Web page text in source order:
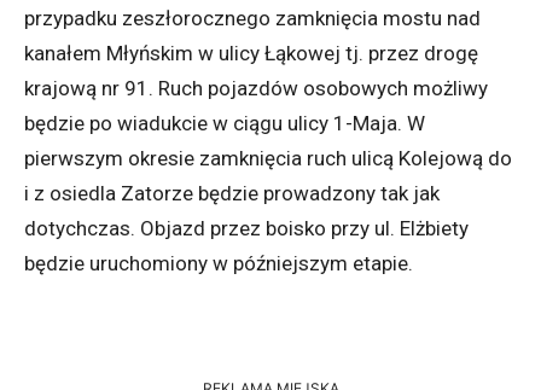
przypadku zeszłorocznego zamknięcia mostu nad
kanałem Młyńskim w ulicy Łąkowej tj. przez drogę
krajową nr 91. Ruch pojazdów osobowych możliwy
będzie po wiadukcie w ciągu ulicy 1-Maja. W
pierwszym okresie zamknięcia ruch ulicą Kolejową do
i z osiedla Zatorze będzie prowadzony tak jak
dotychczas. Objazd przez boisko przy ul. Elżbiety
będzie uruchomiony w późniejszym etapie.